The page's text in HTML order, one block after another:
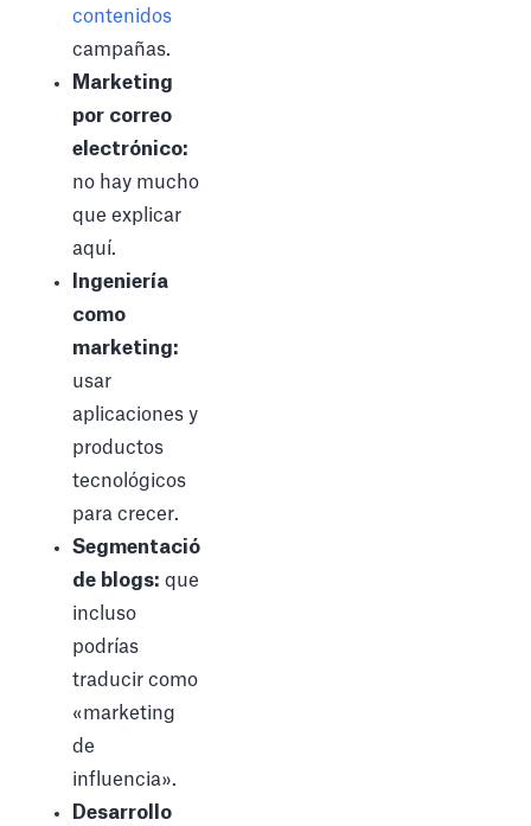
contenidos
campañas.
Marketing
por correo
electrónico:
no hay mucho
que explicar
aquí.
Ingeniería
como
marketing:
usar
aplicaciones y
productos
tecnológicos
para crecer.
Segmentación
de blogs: que
incluso
podrías
traducir como
«marketing
de
influencia».
Desarrollo